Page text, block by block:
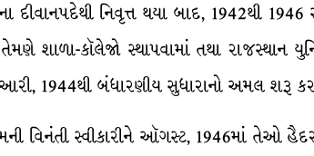
દીવાનપદેથી નિવૃત્ત થયા બાદ, 1942થી
તેમણે શાળા-કૉલેજો સ્થાપવામાં તથા
1944થી બંધારણીય સુધારાનો અમલ શરૂ
વિનંતી સ્વીકારીને ઑગસ્ટ, 1946માં તેઓ